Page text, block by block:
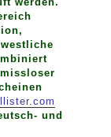
und